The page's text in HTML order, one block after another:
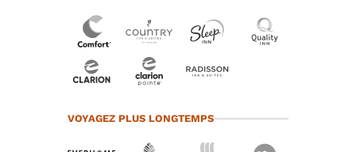
VOYAGEZ PLUS LONGTEMPS